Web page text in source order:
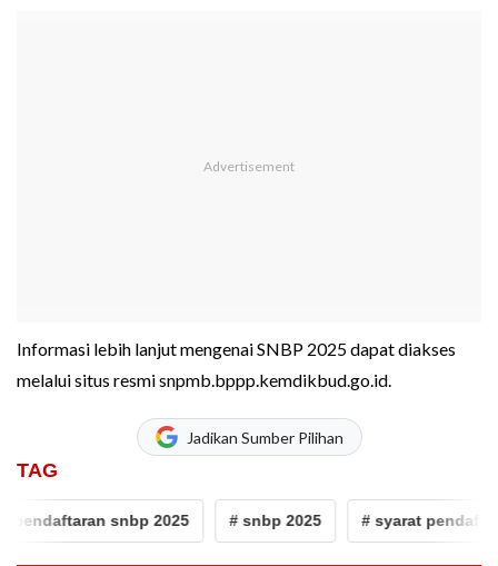
Informasi lebih lanjut mengenai SNBP 2025 dapat diakses
melalui situs resmi snpmb.bppp.kemdikbud.go.id.
Jadikan Sumber Pilihan
TAG
snbp 2025 # snbp 2025 # syarat